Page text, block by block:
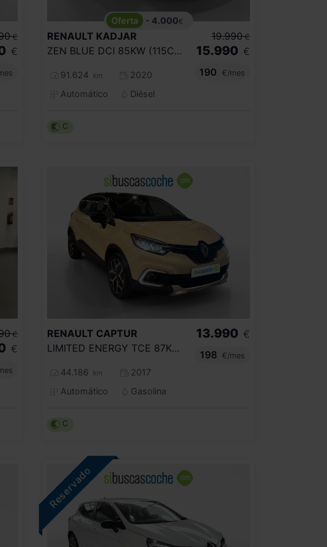
€
€
- 4.000€
RENAULT KADJAR
ZEN BLUE DCI 85KW (115CV) EDC
91.624 km
2020
Automático
Diésel
19.990 €
15.990 €
190
€/mes
C
€
€
RENAULT CAPTUR
LIMITED ENERGY TCE 87KW (120CV)
44.186 km
2017
Automático
Gasolina
13.990 €
198
€/mes
C